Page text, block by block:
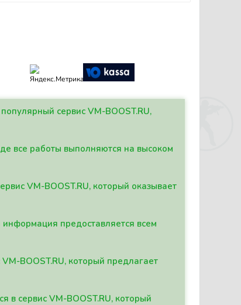
сервис VM-BOOST.RU,
все работы выполняются на высоком
VM-BOOST.RU, который оказывает
информация предоставляется всем
BOOST.RU, который предлагает
в сервис VM-BOOST.RU, который